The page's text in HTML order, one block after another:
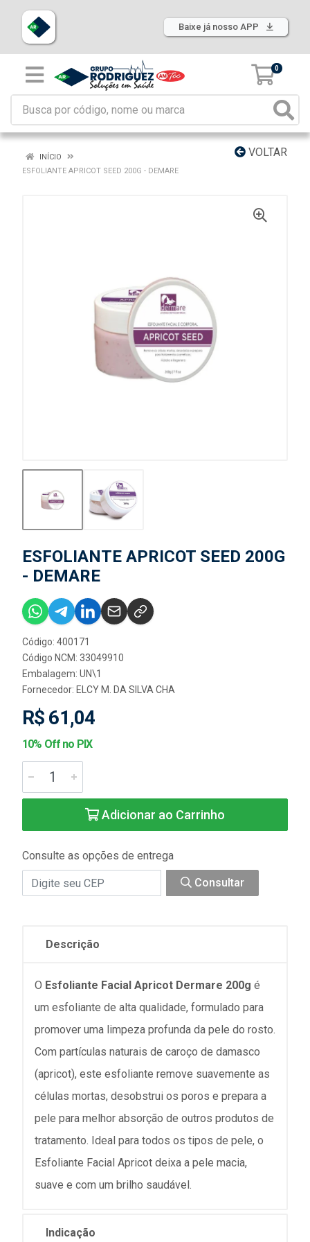
Baixe já nosso APP
0
VOLTAR
INÍCIO
ESFOLIANTE APRICOT SEED 200G - DEMARE
ESFOLIANTE APRICOT SEED 200G
- DEMARE
Código: 400171
Código NCM: 33049910
Embalagem: UN\1
Fornecedor: ELCY M. DA SILVA CHA
R$ 61,04
10% Off no PIX
Adicionar ao Carrinho
Consulte as opções de entrega
Consultar
Descrição
O Esfoliante Facial Apricot Dermare 200g é
um esfoliante de alta qualidade, formulado para
promover uma limpeza profunda da pele do rosto.
Com partículas naturais de caroço de damasco
(apricot), este esfoliante remove suavemente as
células mortas, desobstrui os poros e prepara a
pele para melhor absorção de outros produtos de
tratamento. Ideal para todos os tipos de pele, o
Esfoliante Facial Apricot deixa a pele macia,
suave e com um brilho saudável.
Indicação